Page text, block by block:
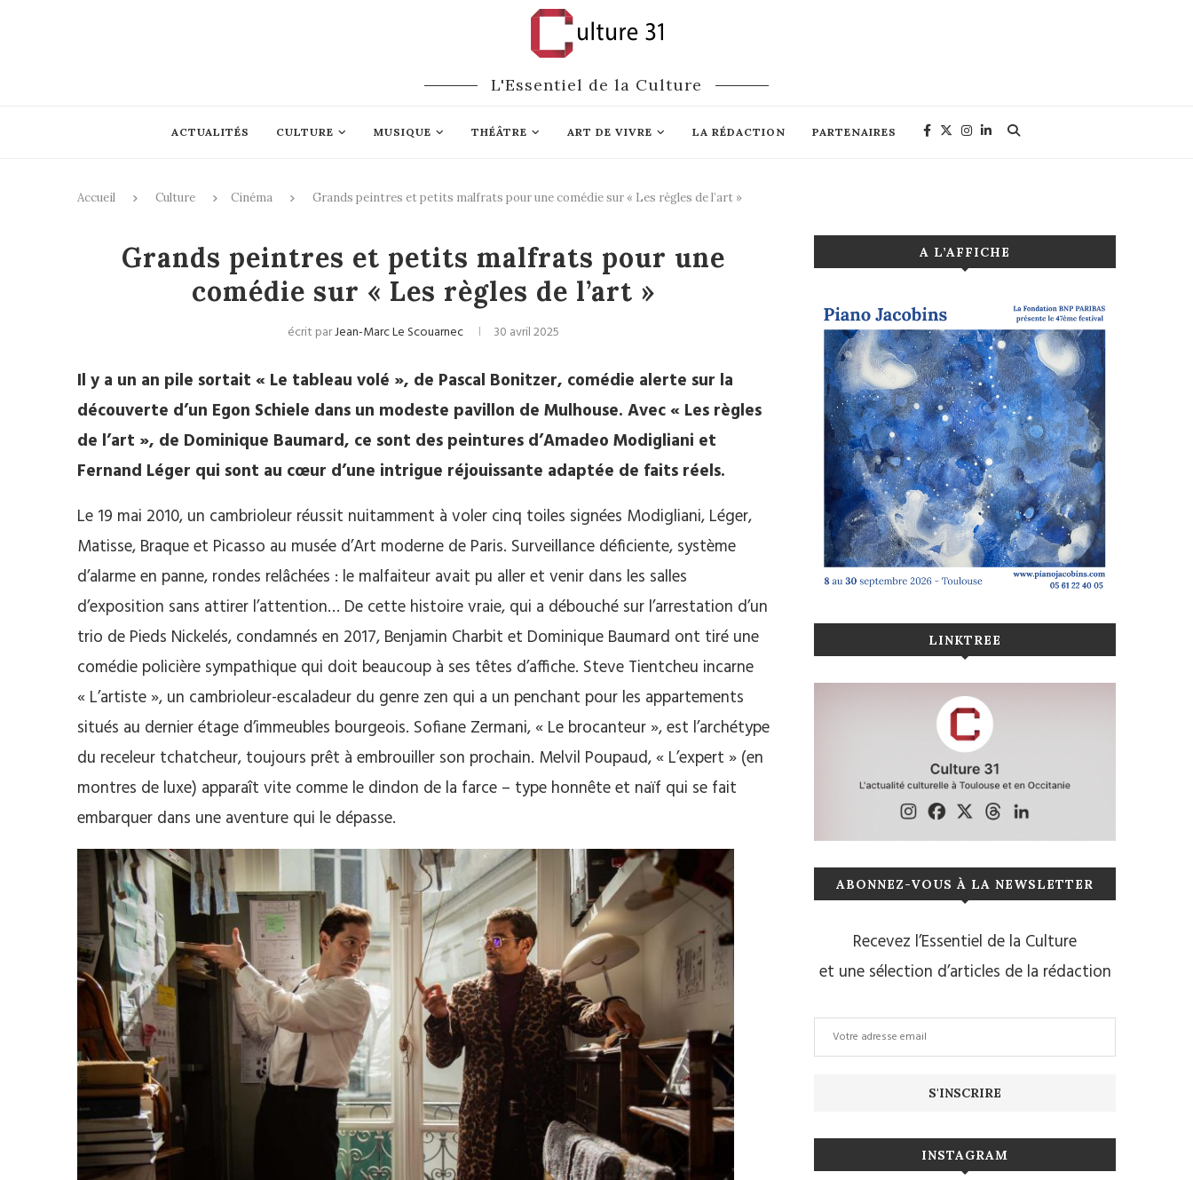
L'Essentiel de la Culture
ACTUALITÉS CULTURE MUSIQUE THÉÂTRE ART DE VIVRE LA RÉDACTION PARTENAIRES
Accueil Culture Cinéma Grands peintres et petits malfrats pour une comédie sur « Les règles de l’art »
Grands peintres et petits malfrats pour une
comédie sur « Les règles de l’art »
écrit parJean-Marc Le Scouarnec 30 avril 2025
Il y a un an pile sortait « Le tableau volé », de Pascal Bonitzer, comédie alerte sur la
découverte d’un Egon Schiele dans un modeste pavillon de Mulhouse. Avec « Les règles
de l’art », de Dominique Baumard, ce sont des peintures d’Amadeo Modigliani et
Fernand Léger qui sont au cœur d’une intrigue réjouissante adaptée de faits réels.
Le 19 mai 2010, un cambrioleur réussit nuitamment à voler cinq toiles signées Modigliani, Léger,
Matisse, Braque et Picasso au musée d’Art moderne de Paris. Surveillance déficiente, système
d’alarme en panne, rondes relâchées : le malfaiteur avait pu aller et venir dans les salles
d’exposition sans attirer l’attention… De cette histoire vraie, qui a débouché sur l’arrestation d’un
trio de Pieds Nickelés, condamnés en 2017, Benjamin Charbit et Dominique Baumard ont tiré une
comédie policière sympathique qui doit beaucoup à ses têtes d’affiche. Steve Tientcheu incarne
« L’artiste », un cambrioleur-escaladeur du genre zen qui a un penchant pour les appartements
situés au dernier étage d’immeubles bourgeois. Sofiane Zermani, « Le brocanteur », est l’archétype
du receleur tchatcheur, toujours prêt à embrouiller son prochain. Melvil Poupaud, « L’expert » (en
montres de luxe) apparaît vite comme le dindon de la farce – type honnête et naïf qui se fait
embarquer dans une aventure qui le dépasse.
A L’AFFICHE
LINKTREE
ABONNEZ-VOUS À LA NEWSLETTER
Recevez l’Essentiel de la Culture
et une sélection d’articles de la rédaction
INSTAGRAM